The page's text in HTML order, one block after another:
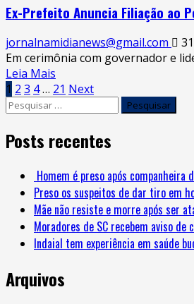
Ex-Prefeito Anuncia Filiação ao
jornalnamidianews@gmail.com
Em cerimônia com governador e
Leia Mais
1 2 3 4… 21 Next
Posts recentes
Homem é preso após
Preso os suspeitos de dar tiro em
Mãe não resiste e morre após ser
Moradores de SC recebem aviso
Indaial tem experiência em saúde
Arquivos